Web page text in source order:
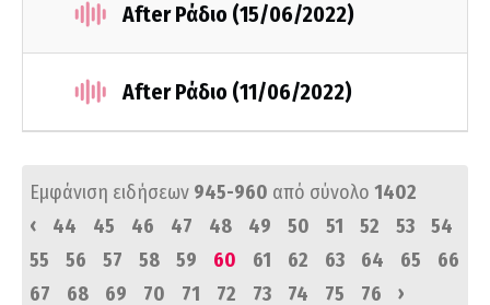
After Ράδιο (15/06/2022)
After Ράδιο (11/06/2022)
Εμφάνιση ειδήσεων 945-960 από σύνολο 1402
‹
44 45 46 47 48 49 50 51 52 53
54
55
56 57 58 59 60 61 62 63 64 65
66
67
68 69 70 71 72 73 74 75 76 ›